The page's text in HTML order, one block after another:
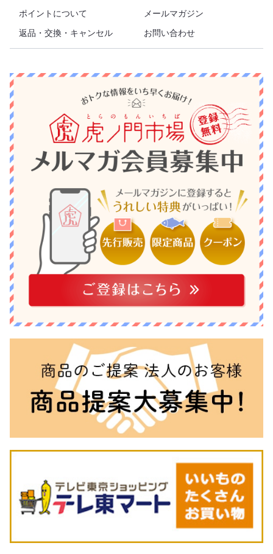
ポイントについて
メールマガジン
返品・交換・キャンセル
お問い合わせ